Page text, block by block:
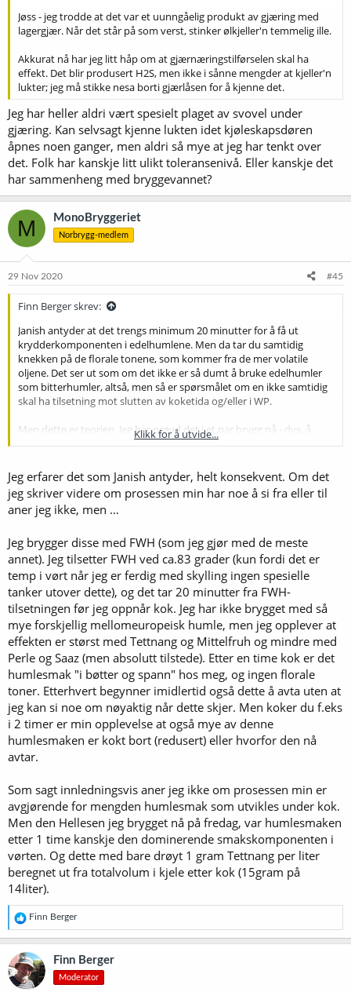
Jøss - jeg trodde at det var et uunngåelig produkt av gjæring med
lagergjær. Når det står på som verst, stinker ølkjeller'n temmelig ille.
Akkurat nå har jeg litt håp om at gjærnæringstilførselen skal ha
effekt. Det blir produsert H2S, men ikke i sånne mengder at kjeller'n
lukter; jeg må stikke nesa borti gjærlåsen for å kjenne det.
Jeg har heller aldri vært spesielt plaget av svovel under
gjæring. Kan selvsagt kjenne lukten idet kjøleskapsdøren
åpnes noen ganger, men aldri så mye at jeg har tenkt over
det. Folk har kanskje litt ulikt toleransenivå. Eller kanskje det
har sammenheng med bryggevannet?
M MonoBryggeriet
Norbrygg-medlem
29 Nov 2020 #45
Finn Berger skrev:
Janish antyder at det trengs minimum 20 minutter for å få ut
krydderkomponenten i edelhumlene. Men da tar du samtidig
knekken på de florale tonene, som kommer fra de mer volatile
oljene. Det ser ut som om det ikke er så dumt å bruke edelhumler
som bitterhumler, altså, men så er spørsmålet om en ikke samtidig
skal ha tilsetning mot slutten av koketida og/eller i WP.
Men dette er teorien. Jeg har prøvd det i et par brygg nå - dvs. å
koke edelhumlene lenge - men merker ikke noen voldsom effekt av
kraftig humlearoma, men den har åpenbart gått ut. Kanskje jeg
skulle sende dem en mail og høre om humleskjemaet på den - det
er faktisk den beste pilsen jeg har smakt når det gjelder akkurat
dette. (Men åpenbart slo det ikke an
Klikk for å utvide...
Jeg erfarer det som Janish antyder, helt konsekvent. Om det
jeg skriver videre om prosessen min har noe å si fra eller til
aner jeg ikke, men …
Jeg brygger disse med FWH (som jeg gjør med de meste
annet). Jeg tilsetter FWH ved ca.83 grader (kun fordi det er
temp i vørt når jeg er ferdig med skylling ingen spesielle
tanker utover dette), og det tar 20 minutter fra FWH-
tilsetningen før jeg oppnår kok. Jeg har ikke brygget med så
mye forskjellig mellomeuropeisk humle, men jeg opplever at
effekten er størst med Tettnang og Mittelfruh og mindre med
Perle og Saaz (men absolutt tilstede). Etter en time kok er det
humlesmak "i bøtter og spann" hos meg, og ingen florale
toner. Etterhvert begynner imidlertid også dette å avta uten at
jeg kan si noe om nøyaktig når dette skjer. Men koker du f.eks
i 2 timer er min opplevelse at også mye av denne
humlesmaken er kokt bort (redusert) eller hvorfor den nå
avtar.
Som sagt innledningsvis aner jeg ikke om prosessen min er
avgjørende for mengden humlesmak som utvikles under kok.
Men den Hellesen jeg brygget nå på fredag, var humlesmaken
etter 1 time kanskje den dominerende smakskomponenten i
vørten. Og dette med bare drøyt 1 gram Tettnang per liter
beregnet ut fra totalvolum i kjele etter kok (15gram på
14liter).
R
e
a
k
s
j
Finn Berger
Finn Berger
Moderator